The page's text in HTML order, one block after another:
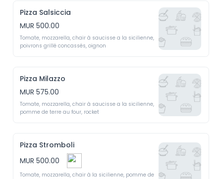
Pizza Salsiccia
MUR 500.00
Tomate, mozzarella, chair à saucisse a la sicilienne,
poivrons grillé concassés, oignon
Pizza Milazzo
MUR 575.00
Tomate, mozzarella, chair à saucisse a la sicilienne,
pomme de terre au four, rocket
Pizza Stromboli
MUR 500.00
Tomate, mozzarella, chair à la sicilienne, pomme de